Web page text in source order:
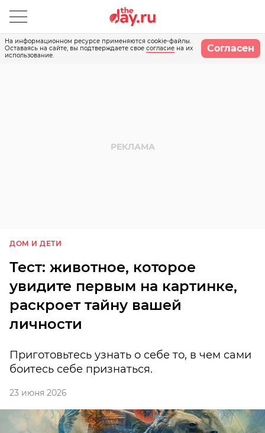
На информационном ресурсе применяются cookie-файлы.
Оставаясь на сайте, вы подтверждаете свое согласие на их
использование.
Согласен
ДОМ И ДЕТИ
Тест: животное, которое
увидите первым на картинке,
раскроет тайну вашей
личности
Приготовьтесь узнать о себе то, в чем сами
боитесь себе признаться.
23 июня 2026